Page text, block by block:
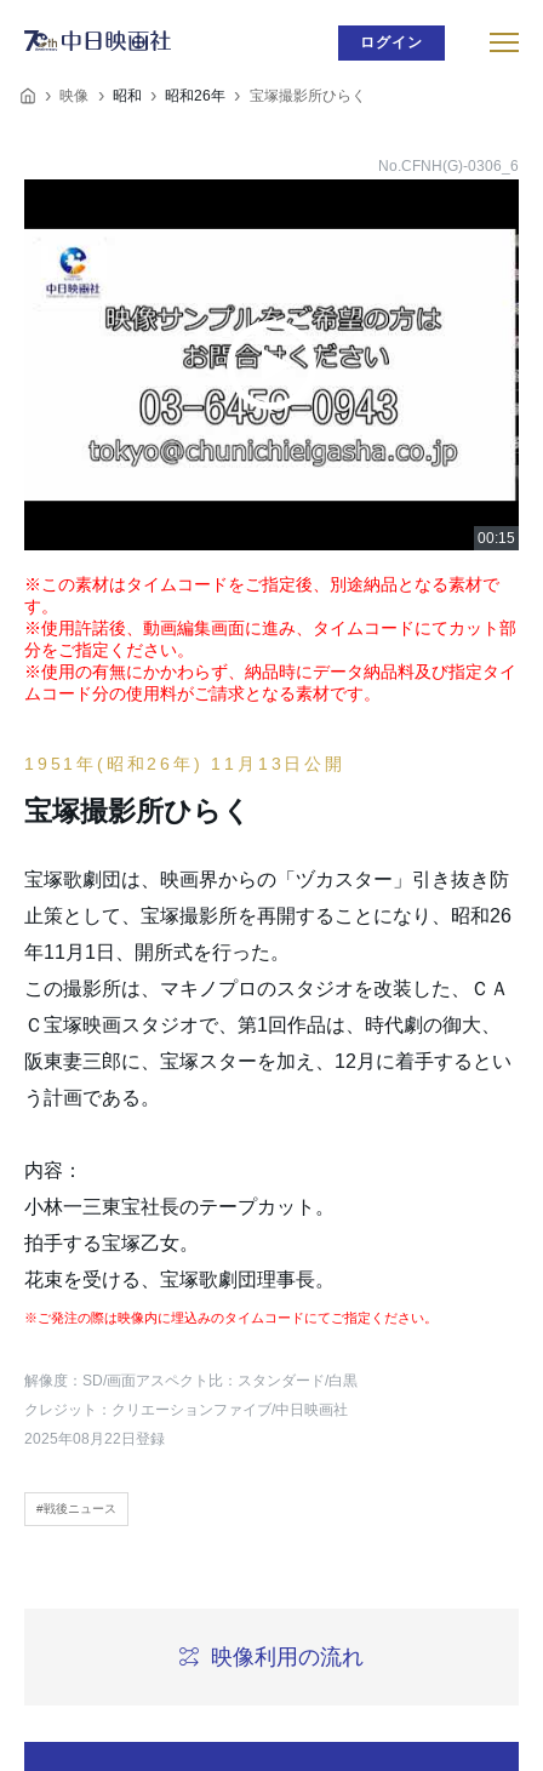
ログイン
映像 昭和 昭和26年 宝塚撮影所ひらく
No.CFNH(G)-0306_6
※この素材はタイムコードをご指定後、別途納品となる素材で
す。
※使用許諾後、動画編集画面に進み、タイムコードにてカット部
分をご指定ください。
※使用の有無にかかわらず、納品時にデータ納品料及び指定タイ
ムコード分の使用料がご請求となる素材です。
1951年(昭和26年) 11月13日公開
宝塚撮影所ひらく
宝塚歌劇団は、映画界からの「ヅカスター」引き抜き防
止策として、宝塚撮影所を再開することになり、昭和26
年11月1日、開所式を行った。
この撮影所は、マキノプロのスタジオを改装した、ＣＡ
Ｃ宝塚映画スタジオで、第1回作品は、時代劇の御大、
阪東妻三郎に、宝塚スターを加え、12月に着手するとい
う計画である。
内容：
小林一三東宝社長のテープカット。
拍手する宝塚乙女。
花束を受ける、宝塚歌劇団理事長。
※ご発注の際は映像内に埋込みのタイムコードにてご指定ください。
解像度：SD/画面アスペクト比：スタンダード/白黒
クレジット：クリエーションファイブ/中日映画社
2025年08月22日登録
#戦後ニュース
映像利用の流れ